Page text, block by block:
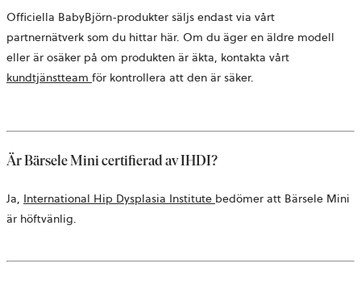
Officiella BabyBjörn-produkter säljs endast via vårt
partnernätverk som du hittar här. Om du äger en äldre modell
eller är osäker på om produkten är äkta, kontakta vårt
kundtjänstteam för kontrollera att den är säker.
Är Bärsele Mini certifierad av IHDI?
Ja, International Hip Dysplasia Institute öppnas
ny
bedömer att Bärsele Mini
är höftvänlig.